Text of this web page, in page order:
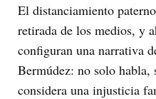
El distanciamiento
retirada de los medios, y
configuran una narrativa
Bermúdez: no solo habla,
considera una injusticia